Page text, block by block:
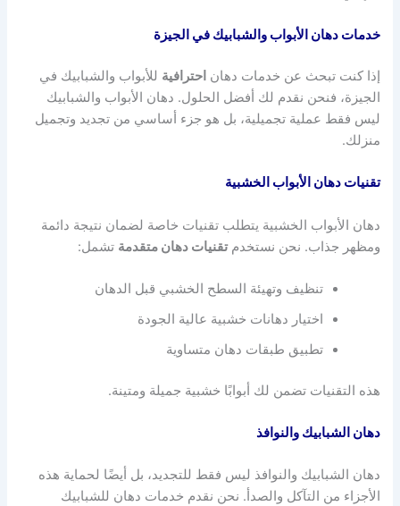
خدمات دهان الأبواب والشبابيك في الجيزة
إذا كنت تبحث عن خدمات دهان احترافية للأبواب والشبابيك في
الجيزة، فنحن نقدم لك أفضل الحلول. دهان الأبواب والشبابيك
ليس فقط عملية تجميلية، بل هو جزء أساسي من تجديد وتجميل
منزلك.
تقنيات دهان الأبواب الخشبية
دهان الأبواب الخشبية يتطلب تقنيات خاصة لضمان نتيجة دائمة
ومظهر جذاب. نحن نستخدمتقنيات دهان متقدمة تشمل:
تنظيف وتهيئة السطح الخشبي قبل الدهان
اختيار دهانات خشبية عالية الجودة
تطبيق طبقات دهان متساوية
هذه التقنيات تضمن لك أبوابًا خشبية جميلة ومتينة.
دهان الشبابيك والنوافذ
دهان الشبابيك والنوافذ ليس فقط للتجديد، بل أيضًا لحماية هذه
الأجزاء من التآكل والصدأ. نحن نقدم خدمات دهان للشبابيك